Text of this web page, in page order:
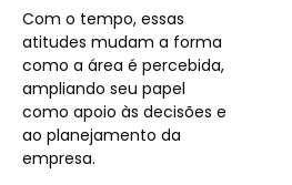
Com o tempo, essas
atitudes mudam a forma
como a área é percebida,
ampliando seu papel
como apoio às decisões e
ao planejamento da
empresa.